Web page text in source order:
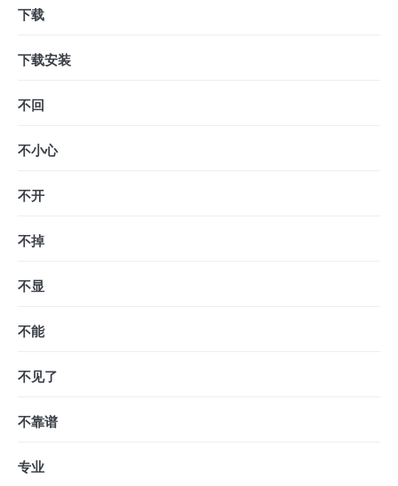
下载
下载安装
不回
不小心
不开
不掉
不显
不能
不见了
不靠谱
专业